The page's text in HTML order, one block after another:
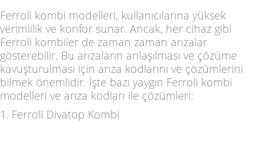
Ferroli kombi modelleri, kullanıcılarına yüksek
verimlilik ve konfor sunar. Ancak, her cihaz gibi
Ferroli kombiler de zaman zaman arızalar
gösterebilir. Bu arızaların anlaşılması ve çözüme
kavuşturulması için arıza kodlarını ve çözümlerini
bilmek önemlidir. İşte bazı yaygın Ferroli kombi
modelleri ve arıza kodları ile çözümleri:
1. Ferroli Divatop Kombi